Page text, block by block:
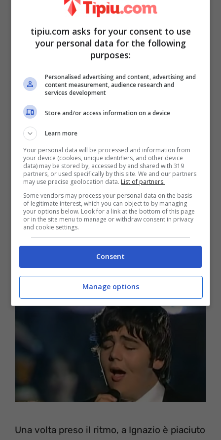
impiegato un anno e mezzo per arrivare a
questo risultato, abbinando dieta e attività
fisica”. Ignazio Boschetto ha seguito un
sono fatto consigliare da un allenatore
personale e lui mi ha spiegato quali esercizi
fare e che cosa non mangiare”.Corretta
alimentazione e attività fisica
confermate quindi una scelta vincente.
Una volta preso il ritmo, a Ignazio è piaciuto
tipiu.com asks for your consent to use
your personal data for the following
purposes:
Personalised advertising and content, advertising and
content measurement, audience research and
services development
Store and/or access information on a device
Learn more
Your personal data will be processed and information from
your device (cookies, unique identifiers, and other device
data) may be stored by, accessed by and shared with 319
partners, or used specifically by this site. We and our partners
may use precise geolocation data. List of partners.
Some vendors may process your personal data on the basis
of legitimate interest, which you can object to by managing
your options below. Look for a link at the bottom of this page
or in the site menu to manage or withdraw consent in privacy
and cookie settings.
Consent
Manage options